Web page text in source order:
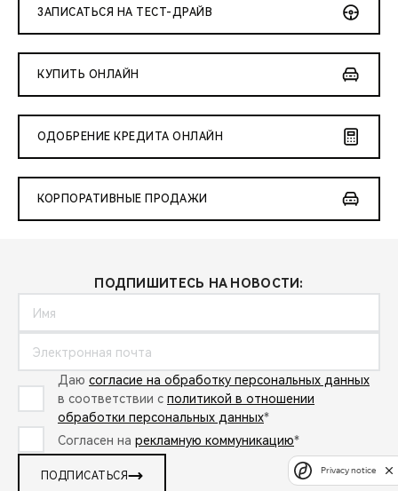
НОВИНКИ
CHERY CONNECT
ЛЮДИ CHERY
БЛАГОТВОРИТЕЛЬНОСТЬ
CHERY REMOTE
CHERY И СПОРТ
CHERY ДЛЯ ДЕТЕЙ
ЗАПИСАТЬСЯ НА ТЕСТ-ДРАЙВ
КУПИТЬ ОНЛАЙН
ОДОБРЕНИЕ КРЕДИТА ОНЛАЙН
КОРПОРАТИВНЫЕ ПРОДАЖИ
ПОДПИШИТЕСЬ НА НОВОСТИ:
Даю согласие на обработку персональных данных
в соответствии с политикой в отношении
обработки персональных данных*
Согласен на рекламную коммуникацию*
ПОДПИСАТЬСЯ Privacy notice